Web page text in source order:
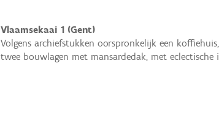
Vlaamsekaai 1 (Gent)
Volgens archiefstukken oorspronkelijk een
twee bouwlagen met mansardedak, met eclectische